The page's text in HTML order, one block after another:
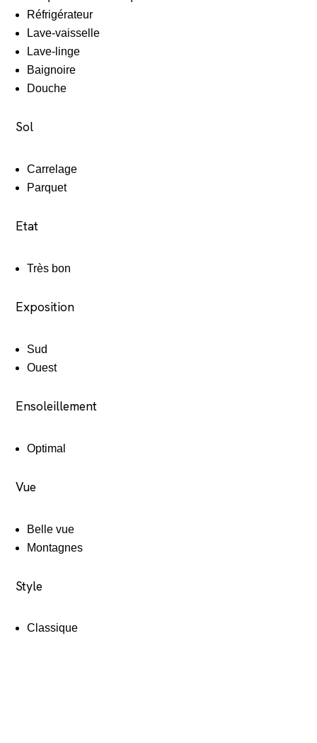
Réfrigérateur
Lave-vaisselle
Lave-linge
Baignoire
Douche
Sol
Carrelage
Parquet
Etat
Très bon
Exposition
Sud
Ouest
Ensoleillement
Optimal
Vue
Belle vue
Montagnes
Style
Classique